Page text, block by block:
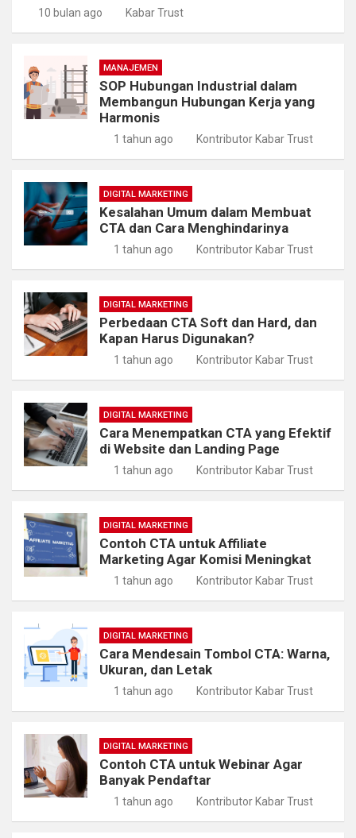
10 bulan ago Kabar Trust
MANAJEMEN
SOP Hubungan Industrial dalam
Membangun Hubungan Kerja yang
Harmonis
1 tahun ago Kontributor Kabar Trust
DIGITAL MARKETING
Kesalahan Umum dalam Membuat
CTA dan Cara Menghindarinya
1 tahun ago Kontributor Kabar Trust
DIGITAL MARKETING
Perbedaan CTA Soft dan Hard, dan
Kapan Harus Digunakan?
1 tahun ago Kontributor Kabar Trust
DIGITAL MARKETING
Cara Menempatkan CTA yang Efektif
di Website dan Landing Page
1 tahun ago Kontributor Kabar Trust
DIGITAL MARKETING
Contoh CTA untuk Affiliate
Marketing Agar Komisi Meningkat
1 tahun ago Kontributor Kabar Trust
DIGITAL MARKETING
Cara Mendesain Tombol CTA: Warna,
Ukuran, dan Letak
1 tahun ago Kontributor Kabar Trust
DIGITAL MARKETING
Contoh CTA untuk Webinar Agar
Banyak Pendaftar
1 tahun ago Kontributor Kabar Trust